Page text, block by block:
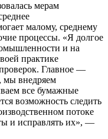
мерам
малому, среднему
процессы. «Я долгое
и на
практике
Главное —
мы внедряем
все бумажные
возможность следить
потоке
и исправлять их», —